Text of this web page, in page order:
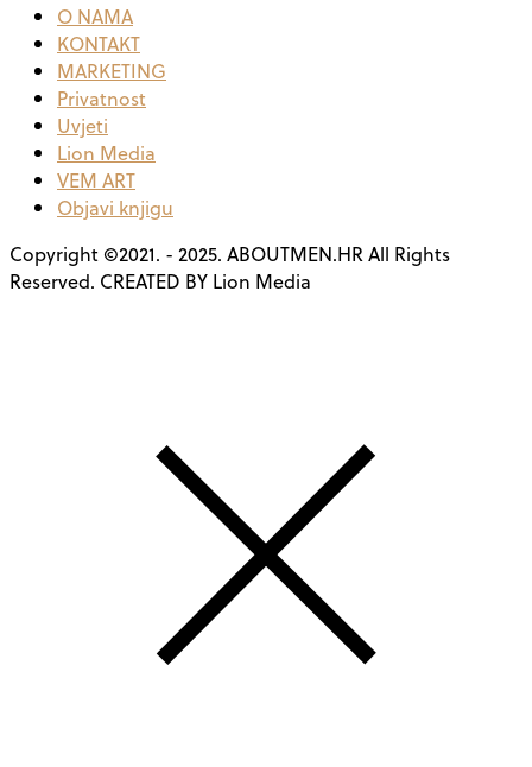
O NAMA
KONTAKT
MARKETING
Privatnost
Uvjeti
Lion Media
VEM ART
Objavi knjigu
Copyright ©2021. - 2025. ABOUTMEN.HR All Rights
Reserved. CREATED BY Lion Media